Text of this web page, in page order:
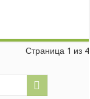
Страница 1 из 4